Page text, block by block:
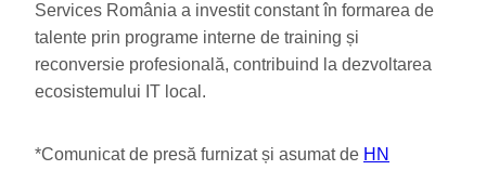
Services România a investit constant în formarea de
talente prin programe interne de training și
reconversie profesională, contribuind la dezvoltarea
ecosistemului IT local.
*Comunicat de presă furnizat și asumat de HN